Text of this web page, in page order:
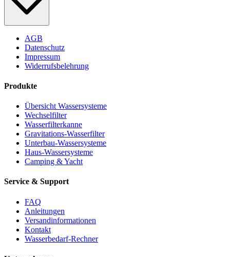
AGB
Datenschutz
Impressum
Widerrufsbelehrung
Produkte
Übersicht Wassersysteme
Wechselfilter
Wasserfilterkanne
Gravitations-Wasserfilter
Unterbau-Wassersysteme
Haus-Wassersysteme
Camping & Yacht
Service & Support
FAQ
Anleitungen
Versandinformationen
Kontakt
Wasserbedarf-Rechner